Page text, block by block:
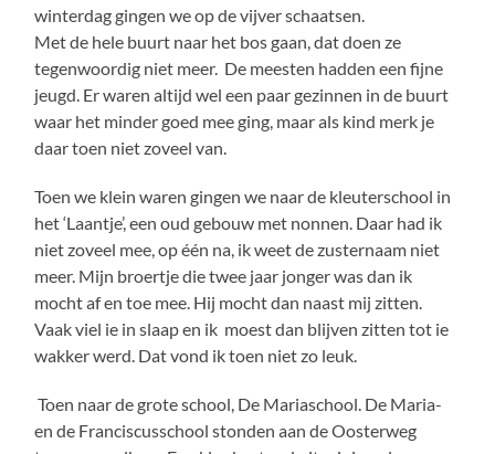
winterdag gingen we op de vijver schaatsen.
Met de hele buurt naar het bos gaan, dat doen ze
tegenwoordig niet meer. De meesten hadden een fijne
jeugd. Er waren altijd wel een paar gezinnen in de buurt
waar het minder goed mee ging, maar als kind merk je
daar toen niet zoveel van.
Toen we klein waren gingen we naar de kleuterschool in
het ‘Laantje’, een oud gebouw met nonnen. Daar had ik
niet zoveel mee, op één na, ik weet de zusternaam niet
meer. Mijn broertje die twee jaar jonger was dan ik
mocht af en toe mee. Hij mocht dan naast mij zitten.
Vaak viel ie in slaap en ik moest dan blijven zitten tot ie
wakker werd. Dat vond ik toen niet zo leuk.
Toen naar de grote school, De Mariaschool. De Maria-
en de Franciscusschool stonden aan de Oosterweg